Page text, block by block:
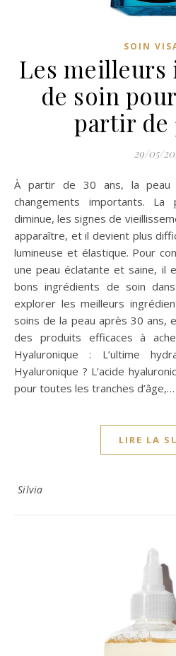
SOIN
Les
de soin
partir de
29/05/
À partir de 30 ans, la peau commence à subir des
changements importants. La
diminue, les signes de
apparaître, et il devient plus
lumineuse et élastique. Pour
une peau éclatante et saine, il
bons ingrédients de soin
explorer les meilleurs
soins de la peau après 30 ans,
des produits efficaces à
Hyaluronique : L’ultime
Hyaluronique ? L’acide
pour toutes les tranches d’âge,…
LIRE LA
Silvia